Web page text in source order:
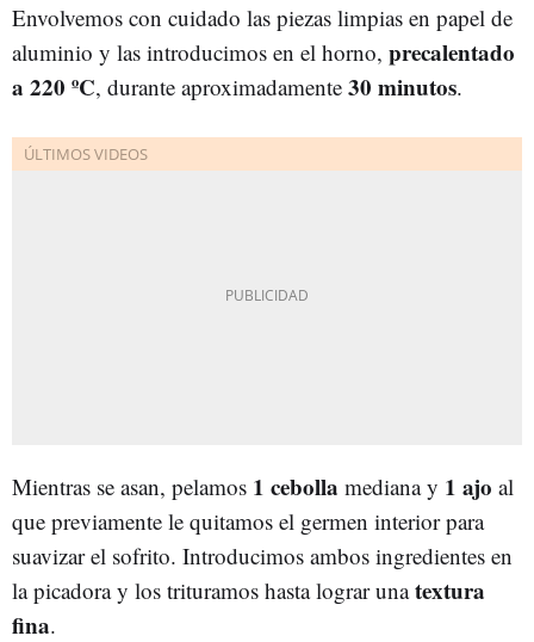
Envolvemos con cuidado las piezas limpias en papel de
aluminio y las introducimos en el horno, precalentado
a 220 ºC, durante aproximadamente 30 minutos.
Mientras se asan, pelamos 1 cebolla mediana y 1 ajo al
que previamente le quitamos el germen interior para
suavizar el sofrito. Introducimos ambos ingredientes en
la picadora y los trituramos hasta lograr unatextura
fina.